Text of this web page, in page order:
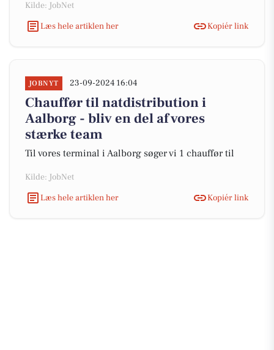
Kilde: JobNet
Læs hele artiklen her
Kopiér link
JOBNYT 23-09-2024 16:04
Chauffør til natdistribution i
Aalborg - bliv en del af vores
stærke team
Til vores terminal i Aalborg søger vi 1 chauffør til
Kilde: JobNet
Læs hele artiklen her
Kopiér link